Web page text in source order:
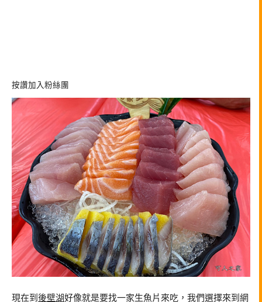
按讚加入粉絲團
現在到 後壁湖好像就是要找一家生魚片來吃，我們選擇來到網